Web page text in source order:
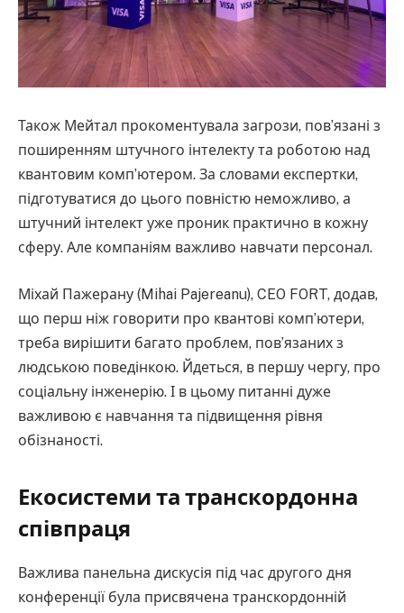
Також Мейтал прокоментувала загрози, пов’язані з
поширенням штучного інтелекту та роботою над
квантовим комп’ютером. За словами експертки,
підготуватися до цього повністю неможливо, а
штучний інтелект уже проник практично в кожну
сферу. Але компаніям важливо навчати персонал.
Міхай Пажерану (Mihai Pajereanu), CEO FORT, додав,
що перш ніж говорити про квантові комп’ютери,
треба вирішити багато проблем, пов’язаних з
людською поведінкою. Йдеться, в першу чергу, про
соціальну інженерію. І в цьому питанні дуже
важливою є навчання та підвищення рівня
обізнаності.
Екосистеми та транскордонна
співпраця
Важлива панельна дискусія під час другого дня
конференції була присвячена транскордонній